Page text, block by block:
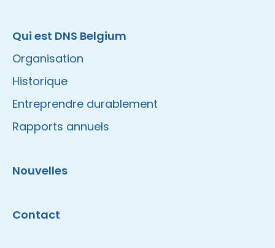
Qui est DNS Belgium
Organisation
Historique
Entreprendre durablement
Rapports annuels
Nouvelles
Contact